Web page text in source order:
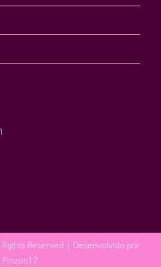
Reserved | Desenvolvido por